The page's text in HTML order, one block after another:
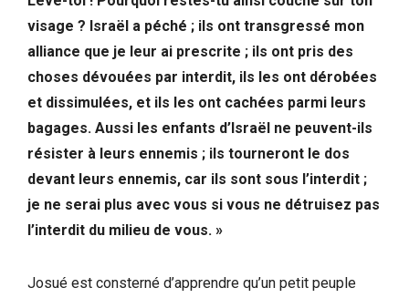
visage ? Israël a péché ; ils ont transgressé mon
alliance que je leur ai prescrite ; ils ont pris des
choses dévouées par interdit, ils les ont dérobées
et dissimulées, et ils les ont cachées parmi leurs
bagages. Aussi les enfants d’Israël ne peuvent-ils
résister à leurs ennemis ; ils tourneront le dos
devant leurs ennemis, car ils sont sous l’interdit ;
je ne serai plus avec vous si vous ne détruisez pas
l’interdit du milieu de vous. »
Josué est consterné d’apprendre qu’un petit peuple